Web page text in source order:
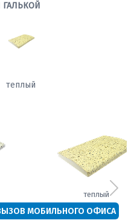
теплый
МОБИЛЬНОГО ОФИСА